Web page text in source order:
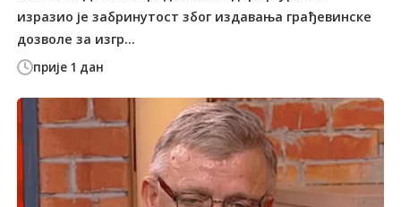
прије 1 дан
изразио је забринутост због издавања грађевинске
дозволе за изгр...